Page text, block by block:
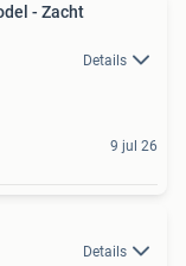
- Zacht
Details
9 jul 26
Details